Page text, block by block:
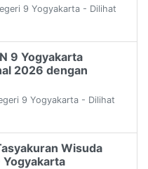
9 Yogyakarta - Dilihat
9 Yogyakarta
2026 dengan
9 Yogyakarta - Dilihat
Wisuda
Yogyakarta